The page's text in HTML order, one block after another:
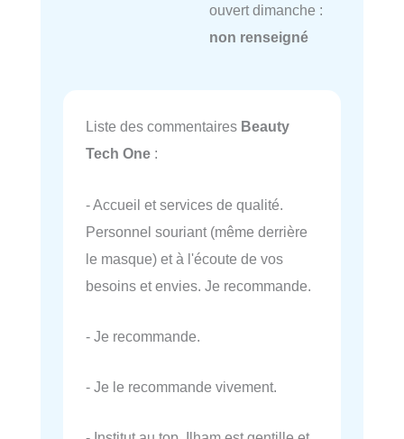
ouvert dimanche :
non renseigné
Liste des commentaires Beauty
Tech One :
- Accueil et services de qualité.
Personnel souriant (même derrière
le masque) et à l'écoute de vos
besoins et envies. Je recommande.
- Je recommande.
- Je le recommande vivement.